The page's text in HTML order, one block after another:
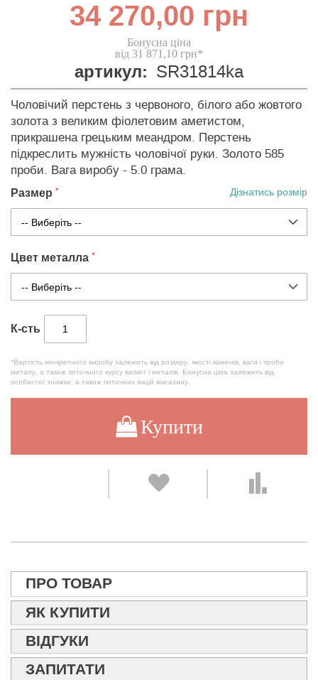
34 270,00 грн
Бонусна ціна
від 31 871,10 грн*
артикул: SR31814ka
Чоловічий перстень з червоного, білого або жовтого
золота з великим фіолетовим аметистом,
прикрашена грецьким меандром. Перстень
підкреслить мужність чоловічої руки. Золото 585
проби. Вага виробу - 5.0 грама.
Размер Дізнатись розмір
Цвет металла
К-сть
*Вартість конкретного виробу залежить від розміру, якості каменів, ваги і проби
металу, а також поточного курсу валют і металів. Бонусна ціна залежить від
особистої знижки, а також поточних акцій магазину.
Купити
ПРО ТОВАР
ЯК КУПИТИ
ВІДГУКИ
ЗАПИТАТИ